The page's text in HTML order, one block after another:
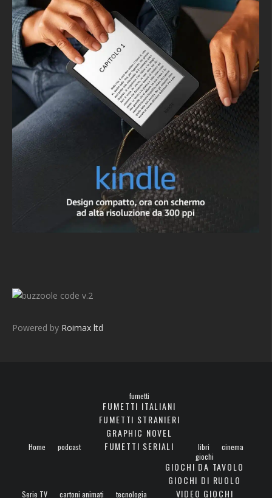
v.2
Powered by Roimax ltd
Home podcast
fumetti
FUMETTI ITALIANI
FUMETTI STRANIERI
GRAPHIC NOVEL
FUMETTI SERIALI
libri cinema
Serie TV cartoni animati tecnologia
giochi
GIOCHI DA TAVOLO
GIOCHI DI RUOLO
VIDEO GIOCHI